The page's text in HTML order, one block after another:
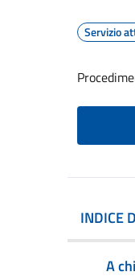
Servizio
INDICE
A